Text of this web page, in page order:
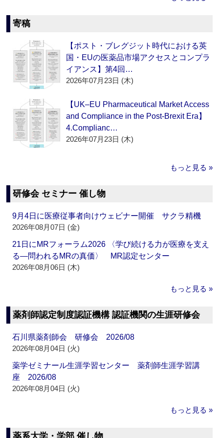
寄稿
【ポスト・ブレグジット時代における英
国・EUの医薬品市場アクセスとコンプラ
イアンス】第4回…
2026年07月23日 (木)
【UK–EU Pharmaceutical Market Access
and Compliance in the Post-Brexit Era】
4.Complianc…
2026年07月23日 (木)
もっと見る »
研修会 セミナー 催し物
9月4日に医療従事者向けウェビナー開催 サクラ精機
2026年08月07日 (金)
21日にMRフォーラム2026 〈学び続ける力が医療を支え
る―問われるMRの真価〉 MR認定センター
2026年08月06日 (木)
もっと見る »
薬剤師認定制度認証機構 認証機関の生涯研修会
石川県薬剤師会 研修会 2026/08
2026年08月04日 (火)
薬学ゼミナール生涯学習センター 薬剤師生涯学習講
座 2026/08
2026年08月04日 (火)
もっと見る »